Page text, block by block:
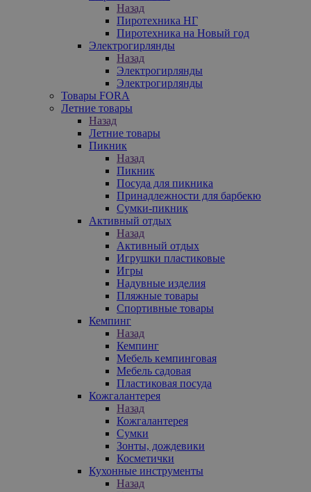
Назад
Пиротехника НГ
Пиротехника на Новый год
Электрогирлянды
Назад
Электрогирлянды
Электрогирлянды
Товары FORA
Летние товары
Назад
Летние товары
Пикник
Назад
Пикник
Посуда для пикника
Принадлежности для барбекю
Сумки-пикник
Активный отдых
Назад
Активный отдых
Игрушки пластиковые
Игры
Надувные изделия
Пляжные товары
Спортивные товары
Кемпинг
Назад
Кемпинг
Мебель кемпинговая
Мебель садовая
Пластиковая посуда
Кожгалантерея
Назад
Кожгалантерея
Сумки
Зонты, дождевики
Косметички
Кухонные инструменты
Назад